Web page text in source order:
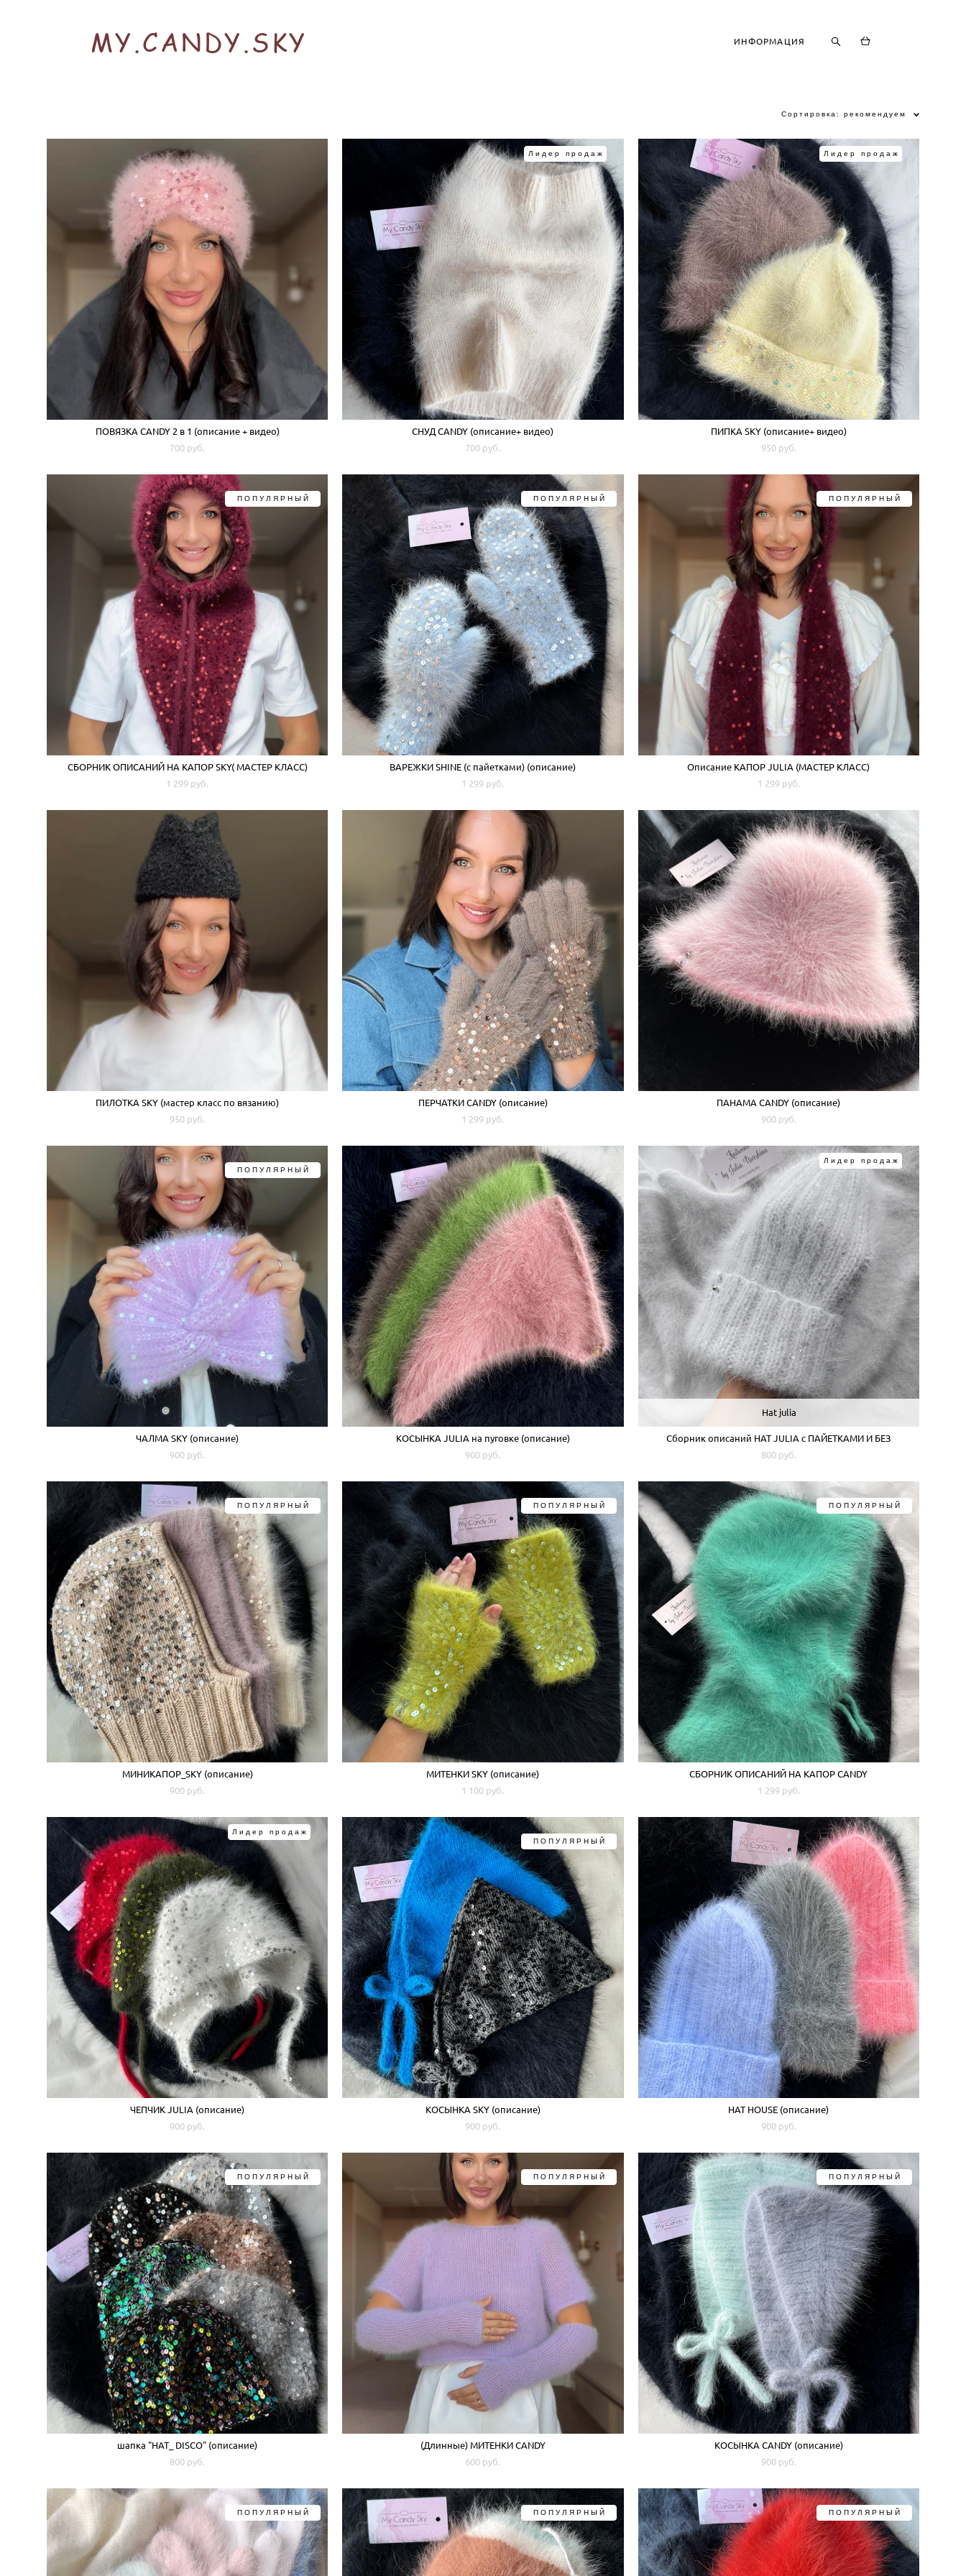
MY.CANDY.SKY ИНФОРМАЦИЯ
Сортировка: рекомендуем
ПОВЯЗКА CANDY 2 в 1 (описание + видео)
700 pуб.
Лидер продаж
СНУД CANDY (описание+ видео)
700 pуб.
Лидер продаж
ПИПКА SKY (описание+ видео)
950 pуб.
ПОПУЛЯРНЫЙ
СБОРНИК ОПИСАНИЙ НА КАПОР SKY( МАСТЕР КЛАСС)
1 299 pуб.
ПОПУЛЯРНЫЙ
ВАРЕЖКИ SHINE (с пайетками) (описание)
1 299 pуб.
ПОПУЛЯРНЫЙ
Описание КАПОР JULIA (МАСТЕР КЛАСС)
1 299 pуб.
ПИЛОТКА SKY (мастер класс по вязанию)
950 pуб.
ПЕРЧАТКИ CANDY (описание)
1 299 pуб.
ПАНАМА CANDY (описание)
900 pуб.
ПОПУЛЯРНЫЙ
ЧАЛМА SKY (описание)
900 pуб.
КОСЫНКА JULIA на пуговке (описание)
900 pуб.
Лидер продаж
Hat julia
Сборник описаний HAT JULIA с ПАЙЕТКАМИ И БЕЗ
800 pуб.
ПОПУЛЯРНЫЙ
МИНИКАПОР_SKY (описание)
900 pуб.
ПОПУЛЯРНЫЙ
МИТЕНКИ SKY (описание)
1 100 pуб.
ПОПУЛЯРНЫЙ
СБОРНИК ОПИСАНИЙ НА КАПОР CANDY
1 299 pуб.
Лидер продаж
ЧЕПЧИК JULIA (описание)
900 pуб.
ПОПУЛЯРНЫЙ
КОСЫНКА SKY (описание)
900 pуб.
HAT HOUSE (описание)
900 pуб.
ПОПУЛЯРНЫЙ
шапка "HAT_ DISCO" (описание)
800 pуб.
ПОПУЛЯРНЫЙ
(Длинные) МИТЕНКИ CANDY
600 pуб.
ПОПУЛЯРНЫЙ
КОСЫНКА CANDY (описание)
900 pуб.
ПОПУЛЯРНЫЙ ПОПУЛЯРНЫЙ ПОПУЛЯРНЫЙ